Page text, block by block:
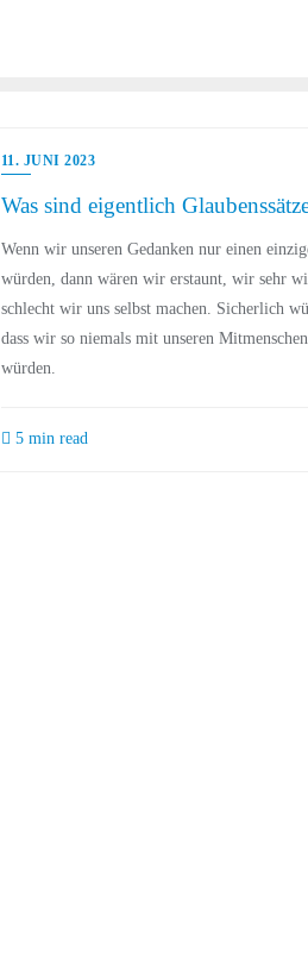
11. JUNI 2023
Was sind eigentlich
Wenn wir unseren Gedanken nur einen
würden, dann wären wir erstaunt, wir sehr
schlecht wir uns selbst machen. Sicherlich
dass wir so niemals mit unseren
würden.
5 min read